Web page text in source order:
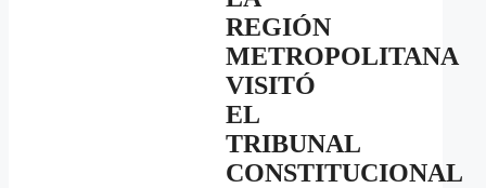
REGIÓN
METROPOLITANA
VISITÓ
EL
TRIBUNAL
CONSTITUCIONAL